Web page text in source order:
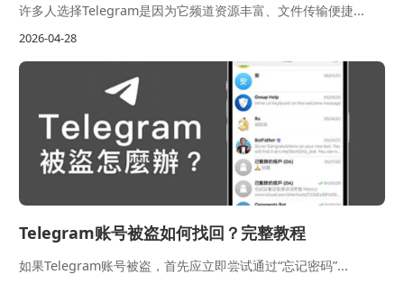
许多人选择Telegram是因为它频道资源丰富、文件传输便捷...
2026-04-28
Telegram账号被盗如何找回？完整教程
如果Telegram账号被盗，首先应立即尝试通过“忘记密码”...